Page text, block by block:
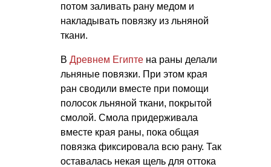
потом заливать рану медом и
накладывать повязку из льняной
ткани.
В Древнем Египте на раны делали
льняные повязки. При этом края
ран сводили вместе при помощи
полосок льняной ткани, покрытой
смолой. Смола придерживала
вместе края раны, пока общая
повязка фиксировала всю рану. Так
оставалась некая щель для оттока